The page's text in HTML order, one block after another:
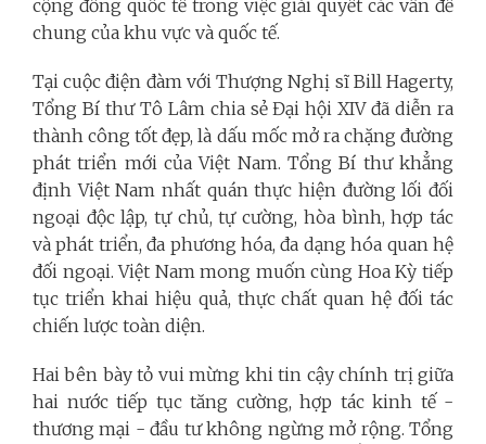
cộng đồng quốc tế trong việc giải quyết các vấn đề
chung của khu vực và quốc tế.
Tại cuộc điện đàm với Thượng Nghị sĩ Bill Hagerty,
Tổng Bí thư Tô Lâm chia sẻ Đại hội XIV đã diễn ra
thành công tốt đẹp, là dấu mốc mở ra chặng đường
phát triển mới của Việt Nam. Tổng Bí thư khẳng
định Việt Nam nhất quán thực hiện đường lối đối
ngoại độc lập, tự chủ, tự cường, hòa bình, hợp tác
và phát triển, đa phương hóa, đa dạng hóa quan hệ
đối ngoại. Việt Nam mong muốn cùng Hoa Kỳ tiếp
tục triển khai hiệu quả, thực chất quan hệ đối tác
chiến lược toàn diện.
Hai bên bày tỏ vui mừng khi tin cậy chính trị giữa
hai nước tiếp tục tăng cường, hợp tác kinh tế -
thương mại - đầu tư không ngừng mở rộng. Tổng